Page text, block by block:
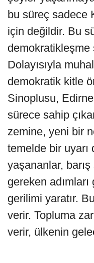
bu süreç sadece
için değildir. Bu
demokratikleşme
Dolayısıyla
demokratik kitle
Sinoplusu,
sürece sahip
zemine, yeni bir
temelde bir
yaşananlar, barış
gereken
gerilimi yaratır.
verir. Topluma
verir, ülkenin